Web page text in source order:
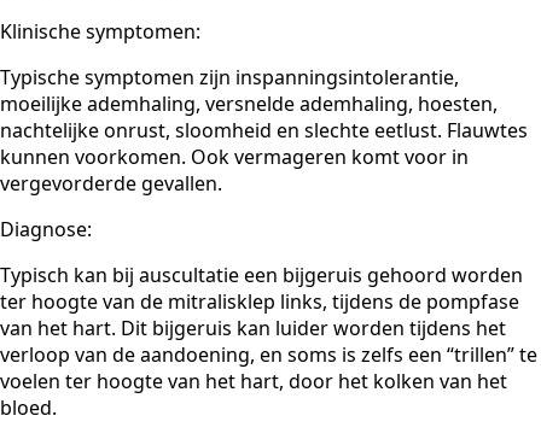
Klinische symptomen:
Typische symptomen zijn inspanningsintolerantie,
moeilijke ademhaling, versnelde ademhaling, hoesten,
nachtelijke onrust, sloomheid en slechte eetlust. Flauwtes
kunnen voorkomen. Ook vermageren komt voor in
vergevorderde gevallen.
Diagnose:
Typisch kan bij auscultatie een bijgeruis gehoord worden
ter hoogte van de mitralisklep links, tijdens de pompfase
van het hart. Dit bijgeruis kan luider worden tijdens het
verloop van de aandoening, en soms is zelfs een “trillen” te
voelen ter hoogte van het hart, door het kolken van het
bloed.